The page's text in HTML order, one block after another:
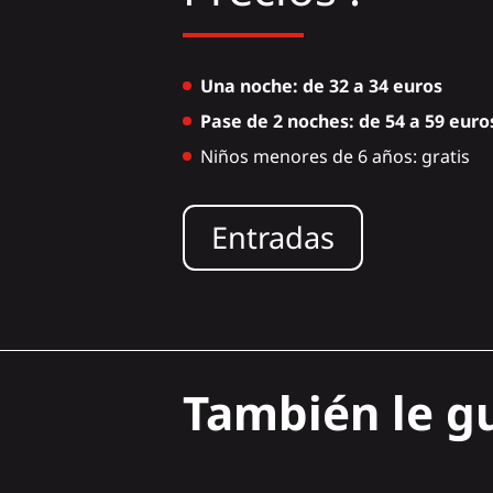
Una noche: de 32 a 34 euros
Pase de 2 noches: de 54 a 59
Niños menores de 6 años: gratis
Entradas
También le